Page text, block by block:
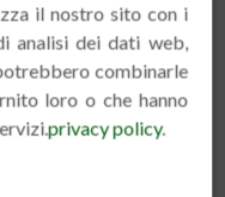
il nostro sito con i
analisi dei dati web,
combinarle
loro o che hanno
privacy policy.